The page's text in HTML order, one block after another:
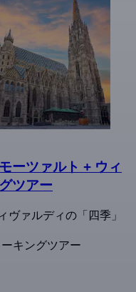
ーツァルト + ウィ
ツアー
ヴァルディの「四季」
キングツアー